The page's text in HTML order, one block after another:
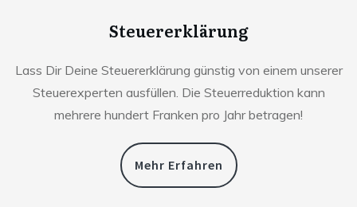
Steuererklärung
Lass Dir Deine Steuererklärung günstig von einem unserer
Steuerexperten ausfüllen. Die Steuerreduktion kann
mehrere hundert Franken pro Jahr betragen!
Mehr Erfahren